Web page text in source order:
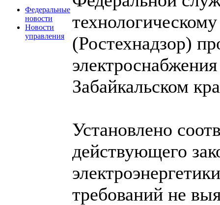
Федеральные
новости
Новости
управления
(Ростехнадзор)
Забайкальском
Установлено
действующего
требований не